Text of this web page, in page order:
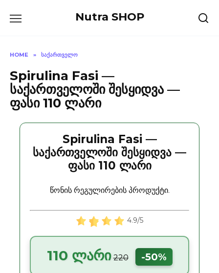
Nutra SHOP
HOME » ᲡᲐᲥᲐᲠᲗᲕᲔᲚᲝ
Spirulina Fasi —
საქართველოში შესყიდვა —
ფასი 110 ლარი
Spirulina Fasi —
საქართველოში შესყიდვა —
ფასი 110 ლარი
წონის რეგულირების პროდუქტი.
4.9/5
110 ლარი 220 -50%